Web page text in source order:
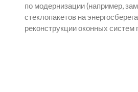
по модернизации (например,
стеклопакетов на
реконструкции оконных систем